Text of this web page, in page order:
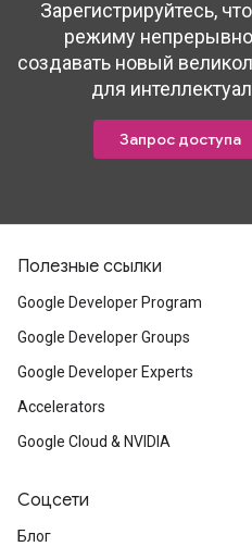
Зарегистрируйтесь,
режиму
создавать новый
для
Запрос доступа
Полезные ссылки
Google Developer Program
Google Developer Groups
Google Developer Experts
Accelerators
Google Cloud & NVIDIA
Соцсети
Блог